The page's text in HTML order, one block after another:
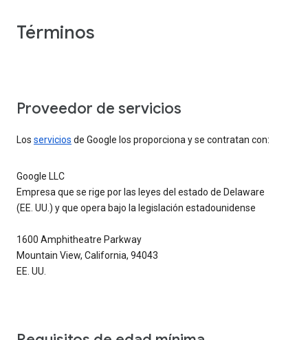
Términos
Proveedor de servicios
Los servicios de Google los proporciona y se contratan con:
Google LLC
Empresa que se rige por las leyes del estado de Delaware
(EE. UU.) y que opera bajo la legislación estadounidense
1600 Amphitheatre Parkway
Mountain View, California, 94043
EE. UU.